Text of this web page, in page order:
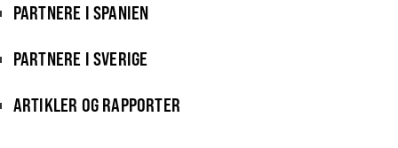
PARTNERE I SPANIEN
PARTNERE I SVERIGE
ARTIKLER OG RAPPORTER